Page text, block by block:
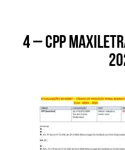
4 – CPP